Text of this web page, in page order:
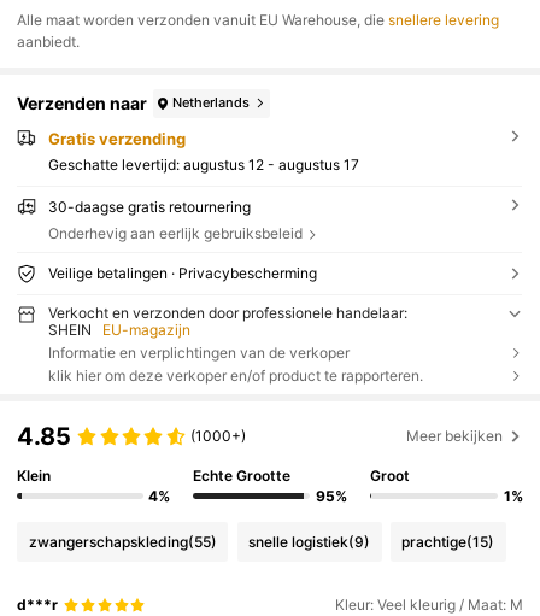
Alle maat worden verzonden vanuit EU Warehouse, diesnellere levering
aanbiedt.
Verzenden naar Netherlands
Gratis verzending
Geschatte levertijd: augustus 12 - augustus 17
30-daagse gratis retournering
Onderhevig aan eerlijk gebruiksbeleid
Veilige betalingen · Privacybescherming
Verkocht en verzonden door professionele handelaar:
SHEIN
EU-magazijn
Informatie en verplichtingen van de verkoper
klik hier om deze verkoper en/of product te rapporteren.
4.85 (1000+) Meer bekijken
Klein
4%
Echte Grootte
95%
Groot
1%
zwangerschapskleding(55) snelle logistiek(9) prachtige(15)
d***r Kleur: Veel kleurig / Maat: M